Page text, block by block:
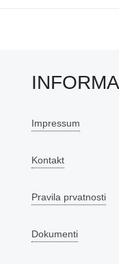
Impressum
Kontakt
Pravila prvatnosti
Dokumenti